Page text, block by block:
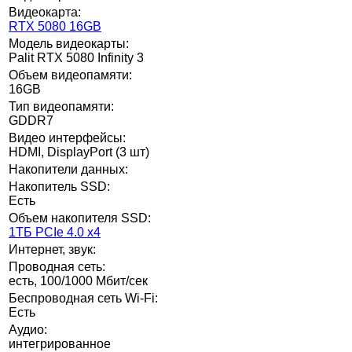
Видеокарта:
RTX 5080 16GB
Модель видеокарты:
Palit RTX 5080 Infinity 3
Объем видеопамяти:
16GB
Тип видеопамяти:
GDDR7
Видео интерфейсы:
HDMI, DisplayPort (3 шт)
Накопители данных:
Накопитель SSD:
Есть
Объем накопителя SSD:
1ТБ PCIe 4.0 x4
Интернет, звук:
Проводная сеть:
есть, 100/1000 Мбит/сек
Беспроводная сеть Wi-Fi:
Есть
Аудио:
интегрированное